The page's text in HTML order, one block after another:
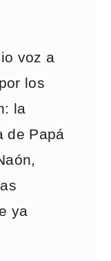
voz a
los
la
de Papá
ya